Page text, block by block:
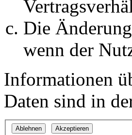
Die
wenn der
Informationen
Daten sind in